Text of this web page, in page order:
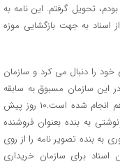
تحویل گرفتم. این نامه به
به جهت بازگشایی موزه
را دنبال می کرد و سازمان
این سازمان مسبوق به سابقه
است و چنین کاری برای ارگان های دولتی دیگری هم انجام شده است.۱۰ روز پیش
به بنده بعنوان فروشنده
به بنده تصویر نامه را از روی
اسناد برای سازمان خریداری